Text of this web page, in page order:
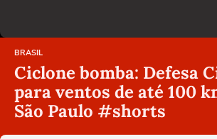
BRASIL
Ciclone bomba: Defesa
para ventos de até 100
São Paulo #shorts